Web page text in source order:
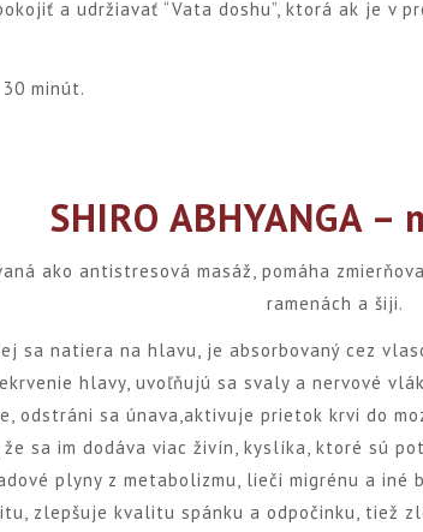
a udržiavať “Vata doshu”, ktorá ak je v
minút.
SHIRO ABHYANGA–
ako antistresová masáž, pomáha
ramenách a šiji.
sa natiera na hlavu, je absorbovaný cez
hlavy, uvoľňujú sa svaly a nervové
odstráni sa únava,aktivuje prietok krvi do
že sa im dodáva viac živín, kyslíka, ktoré sú
plyny z metabolizmu, lieči migrénu a iné
zlepšuje kvalitu spánku a odpočinku, tiež